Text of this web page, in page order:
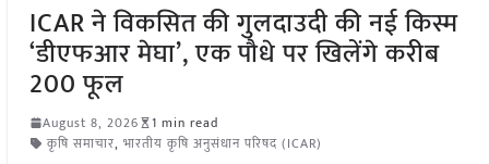
ICAR ने विकसित की गुलदाउदी की नई किस्म
‘डीएफआर मेघा’, एक पौधे पर खिलेंगे करीब
200 फूल
August 8, 2026
1 min read
कृषि समाचार, भारतीय कृषि अनुसंधान परिषद (ICAR)